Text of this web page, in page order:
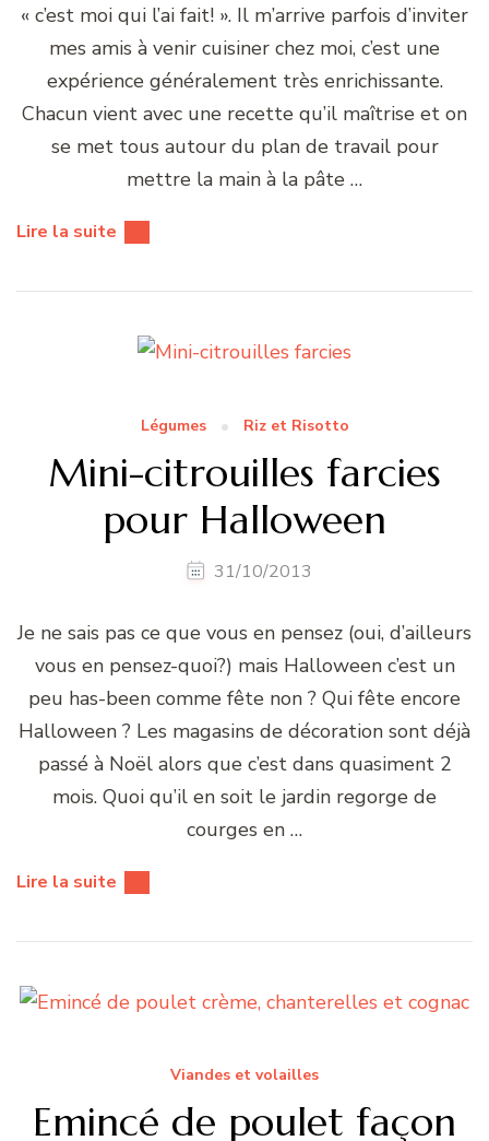
« c’est moi qui l’ai fait! ». Il m’arrive parfois d’inviter
mes amis à venir cuisiner chez moi, c’est une
expérience généralement très enrichissante.
Chacun vient avec une recette qu’il maîtrise et on
se met tous autour du plan de travail pour
mettre la main à la pâte …
Lire la suite
Légumes Riz et Risotto
Mini-citrouilles farcies
pour Halloween
31/10/2013
Je ne sais pas ce que vous en pensez (oui, d’ailleurs
vous en pensez-quoi?) mais Halloween c’est un
peu has-been comme fête non ? Qui fête encore
Halloween ? Les magasins de décoration sont déjà
passé à Noël alors que c’est dans quasiment 2
mois. Quoi qu’il en soit le jardin regorge de
courges en …
Lire la suite
Viandes et volailles
Emincé de poulet façon